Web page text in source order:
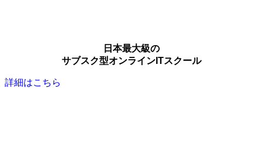
日本最大級の
サブスク型オンラインITスクール
詳細はこちら